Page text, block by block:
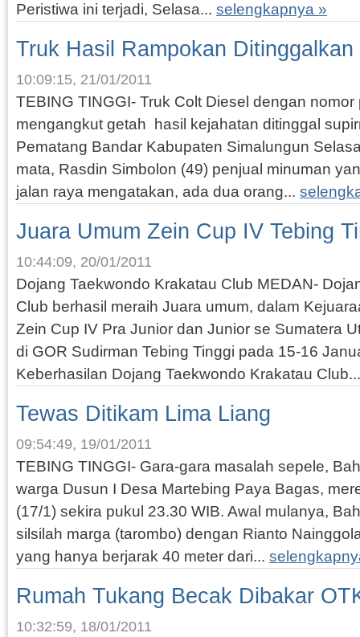
Peristiwa ini terjadi, Selasa... selengkapnya »
Truk Hasil Rampokan
10:09:15, 21/01/2011
TEBING TINGGI- Truk Colt Diesel dengan
mengangkut getah hasil kejahatan ditinggal
Pematang Bandar Kabupaten Simalungun
mata, Rasdin Simbolon (49) penjual minuman
jalan raya mengatakan, ada dua orang...
Juara Umum Zein Cup IV Tebing
10:44:09, 20/01/2011
Dojang Taekwondo Krakatau Club MEDAN-
Club berhasil meraih Juara umum, dalam
Zein Cup IV Pra Junior dan Junior se Sumatera
di GOR Sudirman Tebing Tinggi pada 15-16
Keberhasilan Dojang Taekwondo Krakatau
Tewas Ditikam Lima Liang
09:54:49, 19/01/2011
TEBING TINGGI- Gara-gara masalah sepele,
warga Dusun I Desa Martebing Paya Bagas,
(17/1) sekira pukul 23.30 WIB. Awal mulanya,
silsilah marga (tarombo) dengan Rianto
yang hanya berjarak 40 meter dari...
Rumah Tukang Becak Dibakar
10:32:59, 18/01/2011